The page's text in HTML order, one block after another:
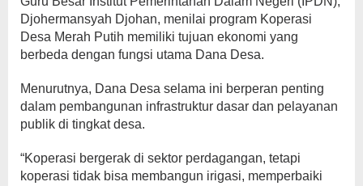
Djohermansyah Djohan, menilai program Koperasi
Desa Merah Putih memiliki tujuan ekonomi yang
berbeda dengan fungsi utama Dana Desa.
Menurutnya, Dana Desa selama ini berperan penting
dalam pembangunan infrastruktur dasar dan pelayanan
publik di tingkat desa.
“Koperasi bergerak di sektor perdagangan, tetapi
koperasi tidak bisa membangun irigasi, memperbaiki